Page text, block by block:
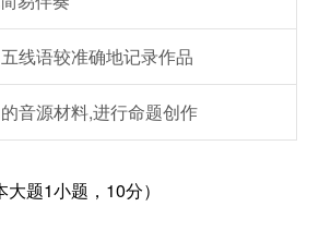
线语较准确地记录作品
音源材料,进行命题创作
题1小题，10分）